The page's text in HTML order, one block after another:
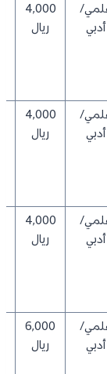
أدبي
4,000
ريال
أدبي
4,000
ريال
أدبي
4,000
ريال
أدبي
6,000
ريال